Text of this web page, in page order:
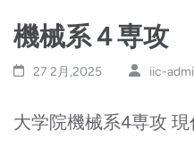
機械系４専攻
27 2月,2025 iic-
大学院機械系4専攻